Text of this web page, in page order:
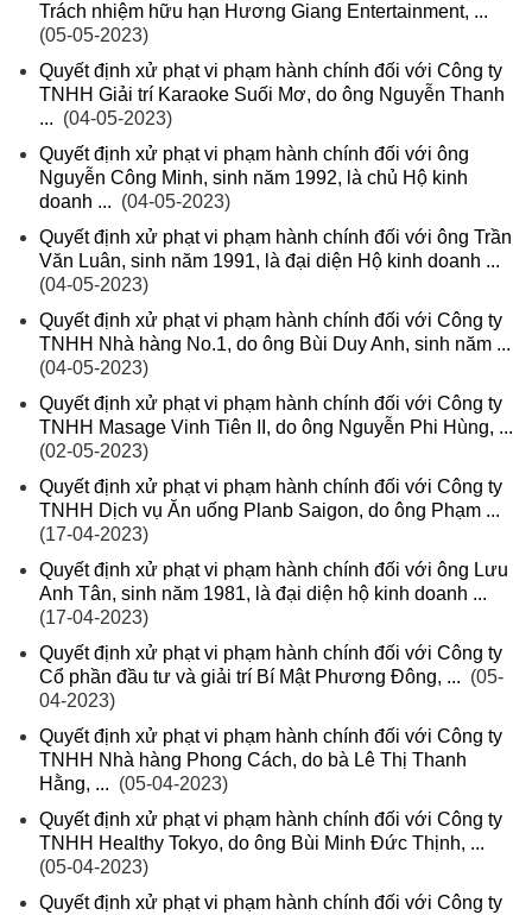
Trách nhiệm hữu hạn Hương Giang Entertainment, ...
(05-05-2023)
Quyết định xử phạt vi phạm hành chính đối với Công ty
TNHH Giải trí Karaoke Suối Mơ, do ông Nguyễn Thanh
... (04-05-2023)
Quyết định xử phạt vi phạm hành chính đối với ông
Nguyễn Công Minh, sinh năm 1992, là chủ Hộ kinh
doanh ... (04-05-2023)
Quyết định xử phạt vi phạm hành chính đối với ông Trần
Văn Luân, sinh năm 1991, là đại diện Hộ kinh doanh ...
(04-05-2023)
Quyết định xử phạt vi phạm hành chính đối với Công ty
TNHH Nhà hàng No.1, do ông Bùi Duy Anh, sinh năm ...
(04-05-2023)
Quyết định xử phạt vi phạm hành chính đối với Công ty
TNHH Masage Vinh Tiên II, do ông Nguyễn Phi Hùng, ...
(02-05-2023)
Quyết định xử phạt vi phạm hành chính đối với Công ty
TNHH Dịch vụ Ăn uống Planb Saigon, do ông Phạm ...
(17-04-2023)
Quyết định xử phạt vi phạm hành chính đối với ông Lưu
Anh Tân, sinh năm 1981, là đại diện hộ kinh doanh ...
(17-04-2023)
Quyết định xử phạt vi phạm hành chính đối với Công ty
Cổ phần đầu tư và giải trí Bí Mật Phương Đông, ... (05-
04-2023)
Quyết định xử phạt vi phạm hành chính đối với Công ty
TNHH Nhà hàng Phong Cách, do bà Lê Thị Thanh
Hằng, ... (05-04-2023)
Quyết định xử phạt vi phạm hành chính đối với Công ty
TNHH Healthy Tokyo, do ông Bùi Minh Đức Thịnh, ...
(05-04-2023)
Quyết định xử phạt vi phạm hành chính đối với Công ty